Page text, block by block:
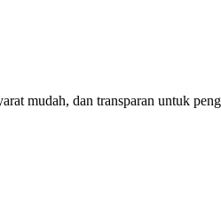
mudah, dan transparan untuk